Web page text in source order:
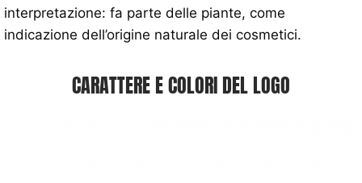
interpretazione: fa parte delle piante, come
indicazione dell’origine naturale dei cosmetici.
CARATTERE E COLORI DEL LOGO